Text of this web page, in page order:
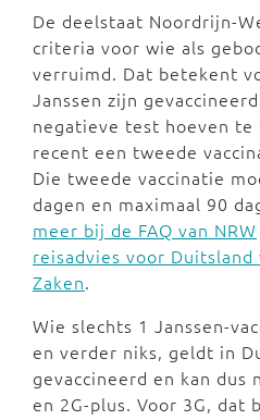
De deelstaat Noordrijn-
criteria voor wie als
verruimd. Dat betekent
Janssen zijn
negatieve test hoeven te
recent een tweede
Die tweede vaccinatie
dagen en maximaal 90
meer bij de FAQ van NRW
reisadvies voor Duitsland
Zaken.
Wie slechts 1 Janssen-
en verder niks, geldt in
gevaccineerd en kan dus
en 2G-plus. Voor 3G, dat